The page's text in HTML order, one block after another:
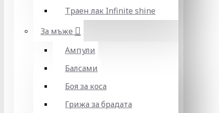
Траен лак Infinite shine
За мъже
Ампули
Балсами
Боя за коса
Грижа за брадата